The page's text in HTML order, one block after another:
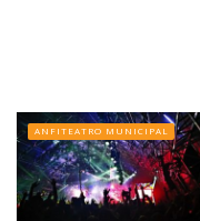
ANFITEATRO MUNICIPAL